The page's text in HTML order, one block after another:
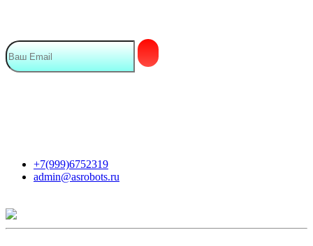
+7(999)6752319
admin@asrobots.ru